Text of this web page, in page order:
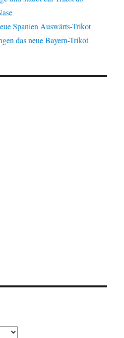
Spanien Auswärts-Trikot
das neue Bayern-Trikot